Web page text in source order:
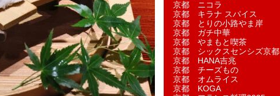
京都 ニコラ
京都 キラナ スパイス
京都 とりの小路やま岸
京都 ガチ中華
京都 やまもと喫茶
京都 シックスセンシズ京都
京都 HANA吉兆
京都 チーズもの
京都 オムライス
京都 KOGA